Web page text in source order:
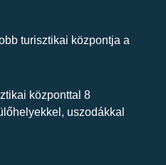
turisztikai központja a
központtal 8
uszodákkal